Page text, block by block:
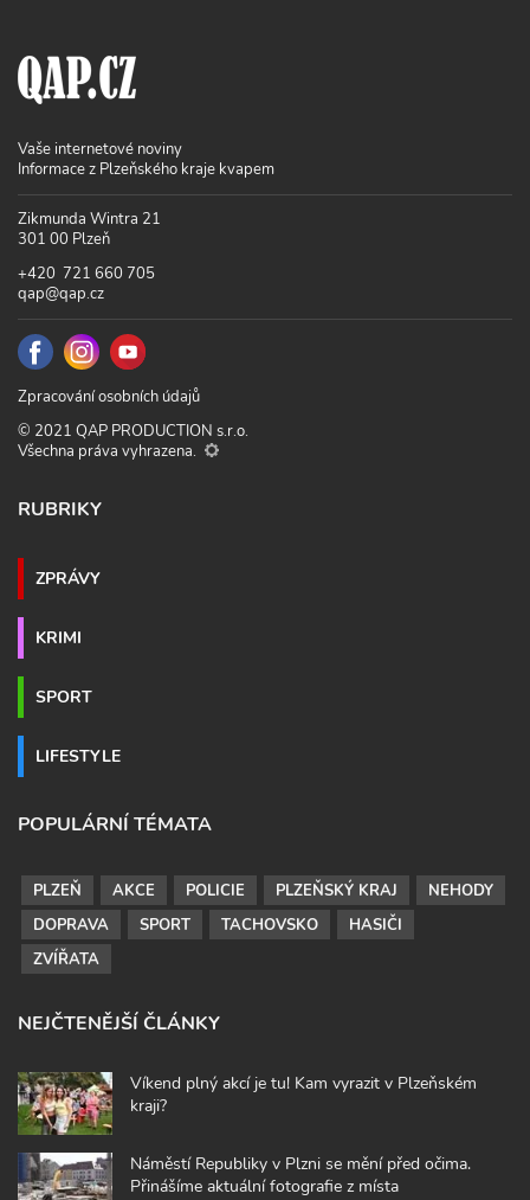
Vaše internetové noviny
Informace z Plzeňského kraje kvapem
Zikmunda Wintra 21
301 00 Plzeň
+420 721 660 705
qap@qap.cz
Zpracování osobních údajů
© 2021 QAP PRODUCTION s.r.o.
Všechna práva vyhrazena.
RUBRIKY
ZPRÁVY
KRIMI
SPORT
LIFESTYLE
POPULÁRNÍ TÉMATA
PLZEŇ AKCE POLICIE PLZEŇSKÝ KRAJ
NEHODY
DOPRAVA
SPORT TACHOVSKO
HASIČI
ZVÍŘATA
NEJČTENĚJŠÍ ČLÁNKY
Víkend plný akcí je tu! Kam vyrazit v Plzeňském
kraji?
Náměstí Republiky v Plzni se mění před očima.
Přinášíme aktuální fotografie z místa